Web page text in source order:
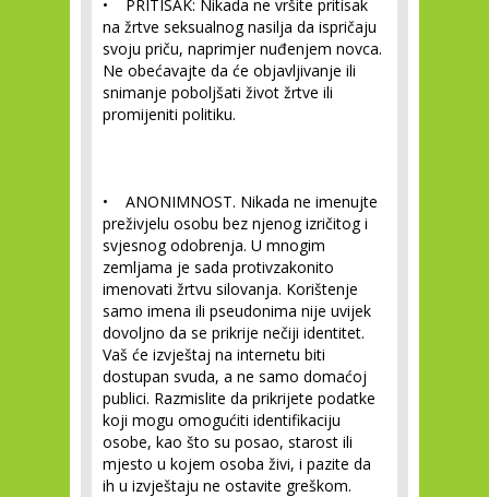
• PRITISAK: Nikada ne vršite pritisak
na žrtve seksualnog nasilja da ispričaju
svoju priču, naprimjer nuđenjem novca.
Ne obećavajte da će objavljivanje ili
snimanje poboljšati život žrtve ili
promijeniti politiku.
• ANONIMNOST. Nikada ne imenujte
preživjelu osobu bez njenog izričitog i
svjesnog odobrenja. U mnogim
zemljama je sada protivzakonito
imenovati žrtvu silovanja. Korištenje
samo imena ili pseudonima nije uvijek
dovoljno da se prikrije nečiji identitet.
Vaš će izvještaj na internetu biti
dostupan svuda, a ne samo domaćoj
publici. Razmislite da prikrijete podatke
koji mogu omogućiti identifikaciju
osobe, kao što su posao, starost ili
mjesto u kojem osoba živi, i pazite da
ih u izvještaju ne ostavite greškom.